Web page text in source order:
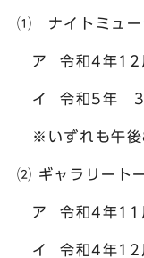
⑴ ナイトミュー
ア 令和4年12月
イ 令和5年 3月
※いずれも午後8
⑵ ギャラリート
ア 令和4年11月
イ 令和4年12月